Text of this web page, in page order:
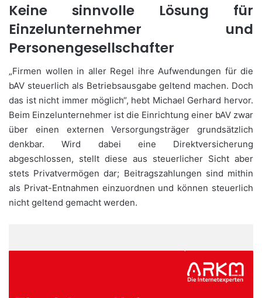
Keine sinnvolle Lösung für
Einzelunternehmer und
Personengesellschafter
„Firmen wollen in aller Regel ihre Aufwendungen für die
bAV steuerlich als Betriebsausgabe geltend machen. Doch
das ist nicht immer möglich“, hebt Michael Gerhard hervor.
Beim Einzelunternehmer ist die Einrichtung einer bAV zwar
über einen externen Versorgungsträger grundsätzlich
denkbar. Wird dabei eine Direktversicherung
abgeschlossen, stellt diese aus steuerlicher Sicht aber
stets Privatvermögen dar; Beitragszahlungen sind mithin
als Privat-Entnahmen einzuordnen und können steuerlich
nicht geltend gemacht werden.